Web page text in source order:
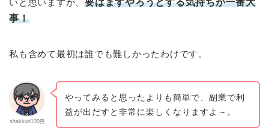
いと思いますが、要はまずやろうとする気持ちが一番大
事！
私も含めて最初は誰でも難しかったわけです。
shakkuri100男
やってみると思ったよりも簡単で、副業で利
益が出だすと非常に楽しくなりますよ～。